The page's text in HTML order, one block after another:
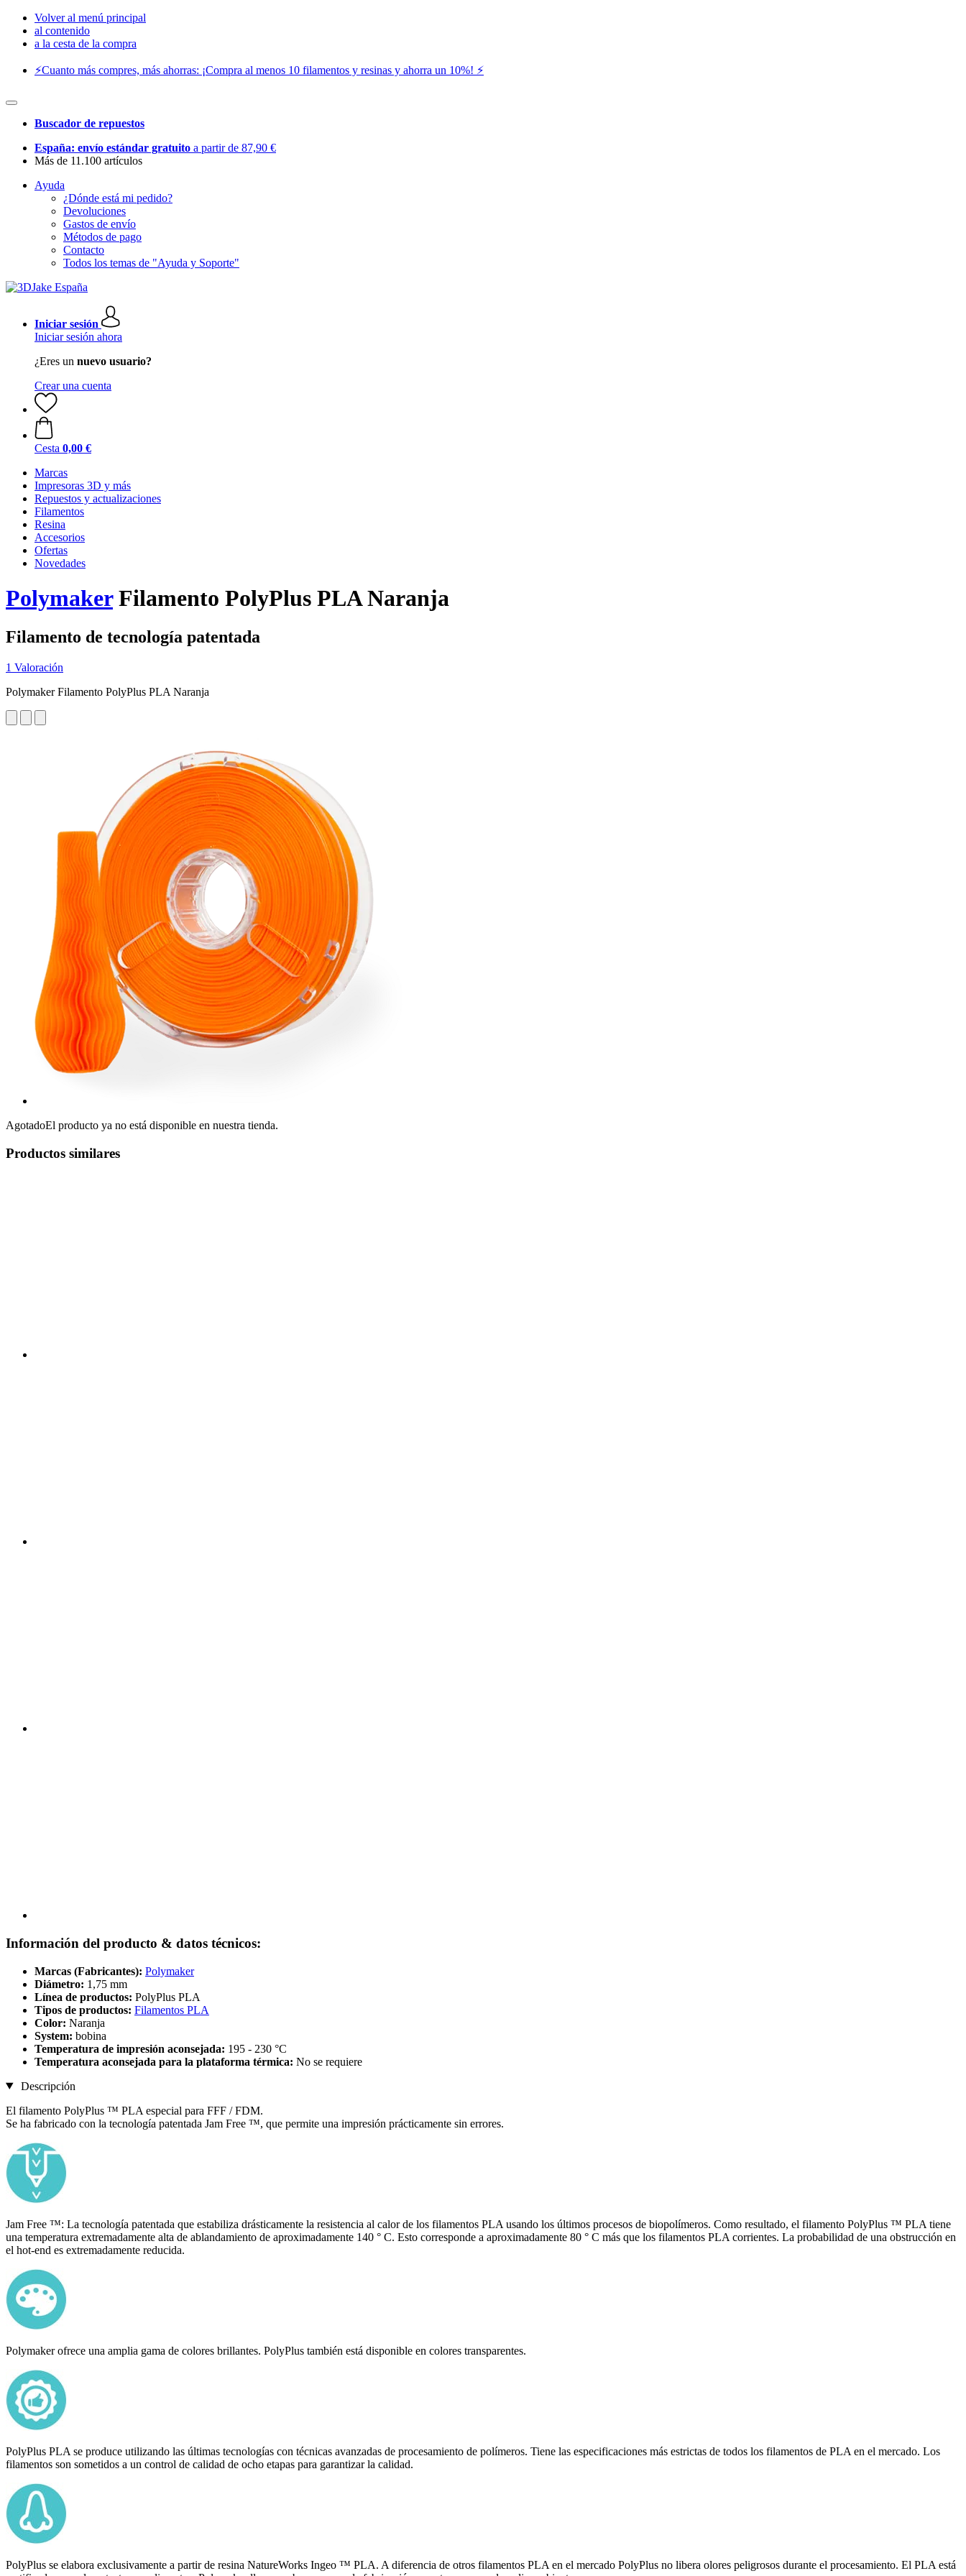
Volver al menú principal
al contenido
a la cesta de la compra
⚡️Cuanto más compres, más ahorras: ¡Compra al menos 10 filamentos y resinas y ahorra un 10%! ⚡️
Buscador de repuestos
España: envío estándar gratuito a partir de 87,90 €
Más de 11.100 artículos
Ayuda
¿Dónde está mi pedido?
Devoluciones
Gastos de envío
Métodos de pago
Contacto
Todos los temas de "Ayuda y Soporte"
Iniciar sesión
Iniciar sesión ahora
¿Eres un nuevo usuario?
Crear una cuenta
Cesta 0,00 €
Marcas
Impresoras 3D y más
Repuestos y actualizaciones
Filamentos
Resina
Accesorios
Ofertas
Novedades
PolymakerFilamento PolyPlus PLA Naranja
Filamento de tecnología patentada
1 Valoración
Polymaker Filamento PolyPlus PLA Naranja
AgotadoEl producto ya no está disponible en nuestra tienda.
Productos similares
Información del producto & datos técnicos:
Marcas (Fabricantes): Polymaker
Diámetro: 1,75 mm
Línea de productos: PolyPlus PLA
Tipos de productos: Filamentos PLA
Color: Naranja
System: bobina
Temperatura de impresión aconsejada: 195 - 230 °C
Temperatura aconsejada para la plataforma térmica: No se requiere
Descripción
El filamento PolyPlus ™ PLA especial para FFF / FDM.
Se ha fabricado con la tecnología patentada Jam Free ™, que permite una impresión prácticamente sin errores.
Jam Free ™: La tecnología patentada que estabiliza drásticamente la resistencia al calor de los filamentos PLA usando los últimos procesos de biopolímeros. Como resultado, el filamento PolyPlus ™ PLA tiene
una temperatura extremadamente alta de ablandamiento de aproximadamente 140 ° C. Esto corresponde a aproximadamente 80 ° C más que los filamentos PLA corrientes. La probabilidad de una obstrucción en
el hot-end es extremadamente reducida.
Polymaker ofrece una amplia gama de colores brillantes. PolyPlus también está disponible en colores transparentes.
PolyPlus PLA se produce utilizando las últimas tecnologías con técnicas avanzadas de procesamiento de polímeros. Tiene las especificaciones más estrictas de todos los filamentos de PLA en el mercado. Los
filamentos son sometidos a un control de calidad de ocho etapas para garantizar la calidad.
PolyPlus se elabora exclusivamente a partir de resina NatureWorks Ingeo ™ PLA. A diferencia de otros filamentos PLA en el mercado PolyPlus no libera olores peligrosos durante el procesamiento. El PLA está